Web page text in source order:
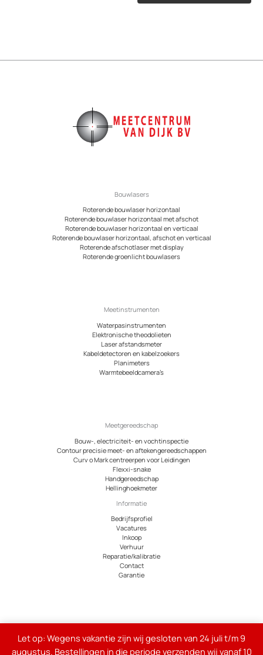
Let op: Wegens vakantie zijn wij gesloten van 24 juli t/m 9
augustus. Bestellingen in die periode verzenden wij vanaf 10
optie
op
de
Bouwlasers
Roterende bouwlaser horizontaal
Roterende bouwlaser horizontaal met afschot
Roterende bouwlaser horizontaal en verticaal
Roterende bouwlaser horizontaal, afschot en verticaal
Roterende afschotlaser met display
Roterende groenlicht bouwlasers
Meetinstrumenten
Waterpasinstrumenten
Elektronische theodolieten
Laser afstandsmeter
Kabeldetectoren en kabelzoekers
Planimeters
Warmtebeeldcamera’s
Meetgereedschap
Bouw-, electriciteit- en vochtinspectie
Contour precisie meet- en aftekengereedschappen
Curv o Mark centreerpen voor Leidingen
Flexxi-snake
Handgereedschap
Hellinghoekmeter
Informatie
Bedrijfsprofiel
Vacatures
Inkoop
Verhuur
Reparatie/kalibratie
Contact
Garantie
Alle genoemde bedragen op de site zijn exclusief 21% btw